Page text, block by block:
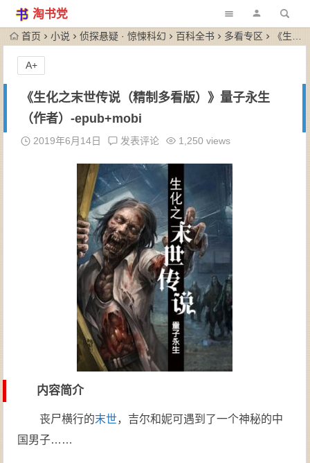
淘书党
首页 小说 侦探悬疑 · 惊悚科幻 百科全书 多看专区 《生化之末世传说（精制多看版）》量子永生（作者）-epub+mobi
《生化之末世传说（精制多看版）》量子永生
（作者）-epub+mobi
2019年6月14日 发表评论 1,250 views
内容简介
丧尸横行的末世，吉尔和妮可遇到了一个神秘的中
国男子……
A+